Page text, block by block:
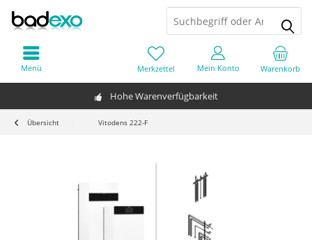
Hohe Warenverfügbarkeit
Warenkorb
Merkzettel Mein Konto
Menü
Übersicht Vitodens 222-F